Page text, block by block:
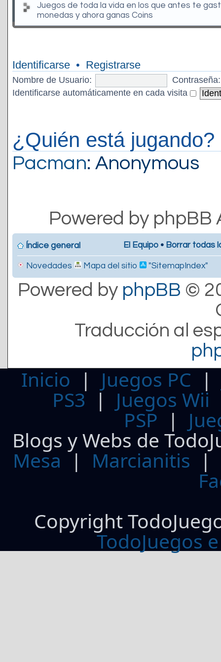
Juegos de toda la vida en los que antes te
monedas y ahora ganas Coins
Identificarse • Registrarse
Nombre de Usuario:
Contraseña:
Identificarse automáticamente en cada visita
¿Quién está jugando?
Pacman: Anonymous
Powered by
Índice general El Equipo • Borrar todas
Novedades Mapa del sitio "SitemapIndex"
Powered by phpBB ©
Traducción al
Inicio | Juegos PC
PS3| Juegos Wii
PSP |
Blogs y Webs de
Mesa | Marcianitis |
Copyright
TodoJuegos